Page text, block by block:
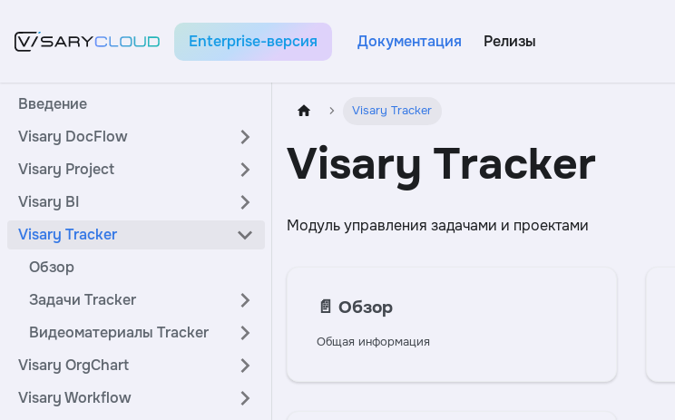
Enterprise-версия Документация Релизы
Введение
Visary DocFlow
Visary Project
Visary BI
Visary Tracker
Обзор
Задачи Tracker
Видеоматериалы Tracker
Visary OrgChart
Visary Workflow
Visary Tracker
Visary Tracker
Модуль управления задачами и проектами
📄️ Обзор
Общая информация